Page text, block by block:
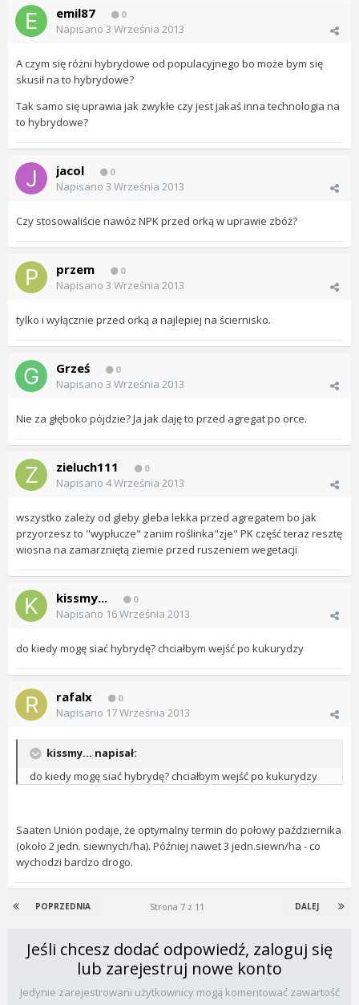
emil87 0
Napisano 3 Września 2013
A czym się różni hybrydowe od populacyjnego bo może bym się
skusił na to hybrydowe?
Tak samo się uprawia jak zwykłe czy jest jakaś inna technologia na
to hybrydowe?
jacol 0
Napisano 3 Września 2013
Czy stosowaliście nawóz NPK przed orką w uprawie zbóż?
przem 0
Napisano 3 Września 2013
tylko i wyłącznie przed orką a najlepiej na ściernisko.
Grześ 0
Napisano 3 Września 2013
Nie za głęboko pójdzie? Ja jak daję to przed agregat po orce.
zieluch111 0
Napisano 4 Września 2013
wszystko zależy od gleby gleba lekka przed agregatem bo jak
przyorzesz to "wypłucze" zanim roślinka"zje" PK część teraz resztę
wiosna na zamarzniętą ziemie przed ruszeniem wegetacji
kissmy... 0
Napisano 16 Września 2013
do kiedy mogę siać hybrydę? chciałbym wejść po kukurydzy
rafalx 0
Napisano 17 Września 2013
kissmy... napisał:
do kiedy mogę siać hybrydę? chciałbym wejść po kukurydzy
Saaten Union podaje, że optymalny termin do połowy października
(około 2 jedn. siewnych/ha). Później nawet 3 jedn.siewn/ha - co
wychodzi bardzo drogo.
POPRZEDNIA DALEJ
Strona 7 z 11
Jeśli chcesz dodać odpowiedź, zaloguj się
lub zarejestruj nowe konto
Jedynie zarejestrowani użytkownicy mogą komentować zawartość